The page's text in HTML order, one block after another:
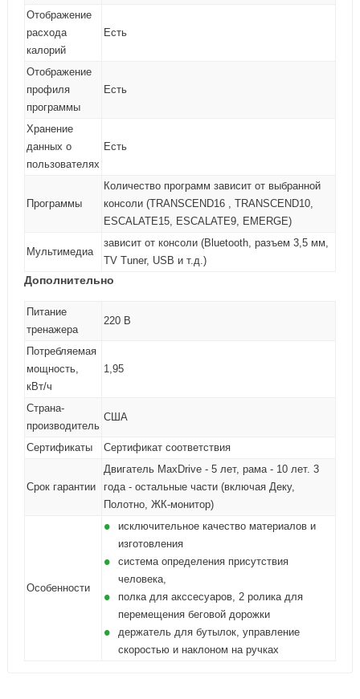
Отображение
расхода
калорий
Есть
Отображение
профиля
программы
Есть
Хранение
данных о
пользователях
Есть
Программы
Количество программ зависит от выбранной
консоли (TRANSCEND16 , TRANSCEND10,
ESCALATE15, ESCALATE9, EMERGE)
Мультимедиа
зависит от консоли (Bluetooth, разъем 3,5 мм,
TV Tuner, USB и т.д.)
Дополнительно
Питание
тренажера
220 В
Потребляемая
мощность,
кВт/ч
1,95
Страна-
производитель
США
Сертификаты Сертификат соответствия
Срок гарантии
Двигатель MaxDrive - 5 лет, рама - 10 лет. 3
года - остальные части (включая Деку,
Полотно, ЖК-монитор)
Особенности
исключительное качество материалов и
изготовления
система определения присутствия
человека,
полка для акссесуаров, 2 ролика для
перемещения беговой дорожки
держатель для бутылок, управление
скоростью и наклоном на ручках